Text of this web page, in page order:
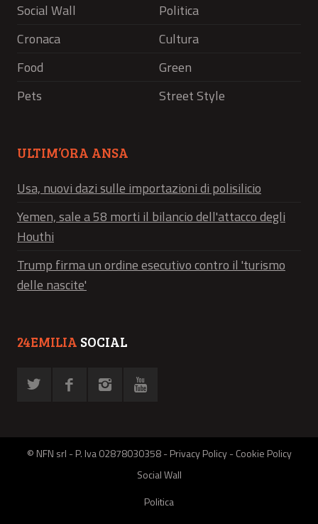
Social Wall
Politica
Cronaca
Cultura
Food
Green
Pets
Street Style
ULTIM’ORA ANSA
Usa, nuovi dazi sulle importazioni di polisilicio
Yemen, sale a 58 morti il bilancio dell'attacco degli
Houthi
Trump firma un ordine esecutivo contro il 'turismo
delle nascite'
24EMILIA SOCIAL
© NFN srl - P. Iva 02878030358 -Privacy Policy-Cookie Policy
Social Wall
Politica